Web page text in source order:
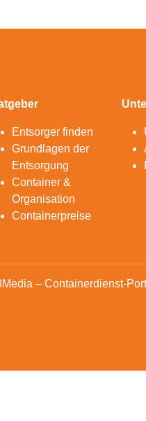
Entsorger finden
Grundlagen der
Entsorgung
Container &
Organisation
Containerpreise
– Containerdienst-